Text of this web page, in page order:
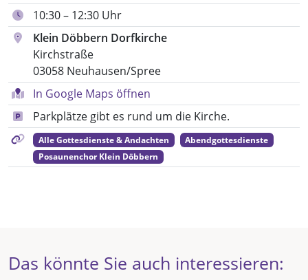
10:30 – 12:30 Uhr
Klein Döbbern Dorfkirche
Kirchstraße
03058 Neuhausen/Spree
In Google Maps öffnen
Parkplätze gibt es rund um die Kirche.
Alle Gottesdienste & Andachten
Abendgottesdienste
Posaunenchor Klein Döbbern
Das könnte Sie auch interessieren: